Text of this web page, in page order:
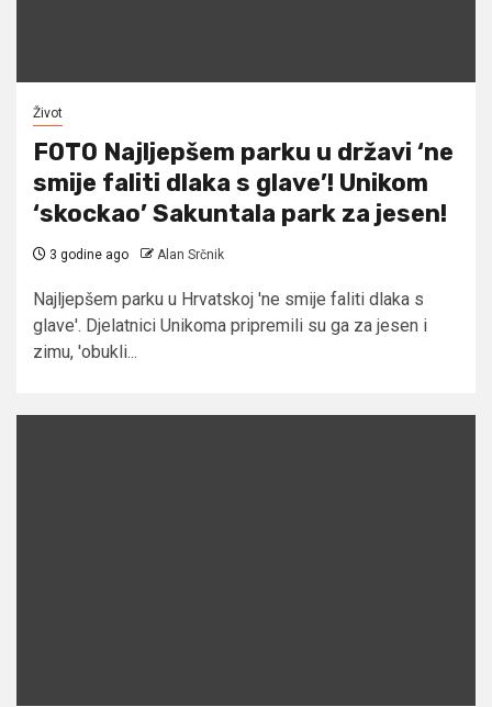
Život
FOTO Najljepšem parku u državi ‘ne
smije faliti dlaka s glave’! Unikom
‘skockao’ Sakuntala park za jesen!
3 godine ago Alan Srčnik
Najljepšem parku u Hrvatskoj 'ne smije faliti dlaka s
glave'. Djelatnici Unikoma pripremili su ga za jesen i
zimu, 'obukli...